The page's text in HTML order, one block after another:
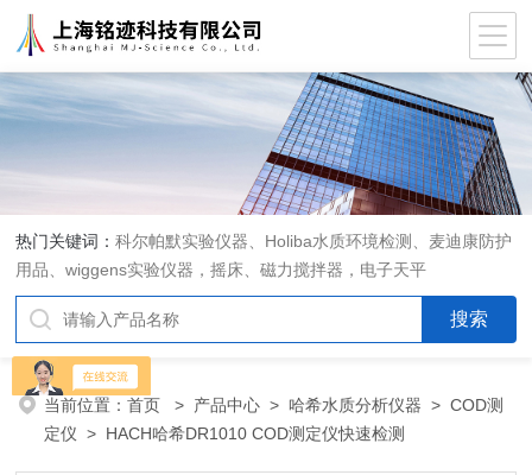
热门关键词：科尔帕默实验仪器、Holiba水质环境检测、麦迪康防护
用品、wiggens实验仪器，摇床、磁力搅拌器，电子天平
当前位置：首页 > 产品中心 >哈希水质分析仪器 >COD测
定仪 > HACH哈希DR1010 COD测定仪快速检测